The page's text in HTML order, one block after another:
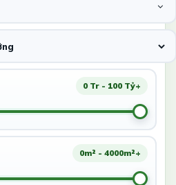
0 Tr - 100 Tỷ+
0m² - 4000m²+